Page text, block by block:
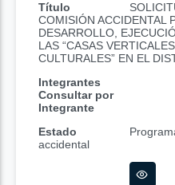
Título
COMISIÓN ACCIDENTAL
DESARROLLO,
LAS “CASAS
CULTURALES” EN EL
Integrantes
Consultar por
Integrante
Estado
accidental